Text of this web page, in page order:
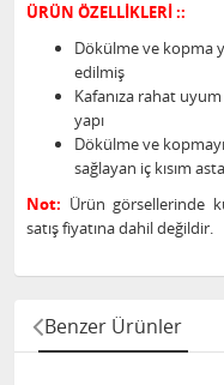
ÜRÜN ÖZELLİKLERİ ::
Dökülme ve kopma
edilmiş
Kafanıza rahat
yapı
Dökülme ve
sağlayan iç kısım
Not: Ürün görsellerinde
satış fiyatına dahil değildir.
Benzer Ürünler